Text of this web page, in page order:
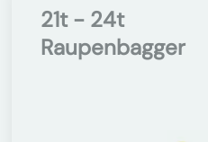
21t - 24t
Raupenbagger